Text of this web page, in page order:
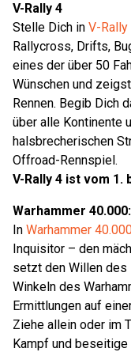
V-Rally 4
Stelle Dich in V-Rally
Rallycross, Drifts,
eines der über 50
Wünschen und
Rennen. Begib Dich
über alle Kontinente
halsbrecherischen
Offroad-Rennspiel.
V-Rally 4 ist vom 1.
Warhammer
In Warhammer
Inquisitor – den
setzt den Willen des
Winkeln des
Ermittlungen auf
Ziehe allein oder im
Kampf und beseitige